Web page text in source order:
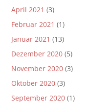
April 2021 (3)
Februar 2021 (1)
Januar 2021 (13)
Dezember 2020 (5)
November 2020 (3)
Oktober 2020 (3)
September 2020 (1)